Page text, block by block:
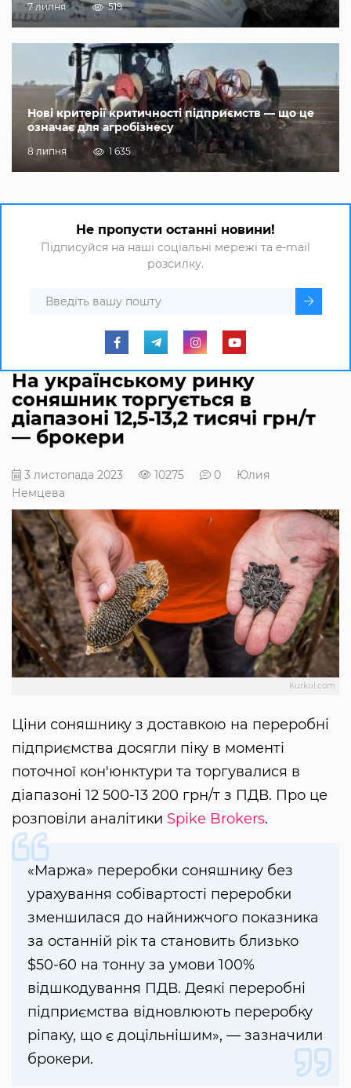
7 липня 519
Нові критерії критичності підприємств — що це
означає для агробізнесу
8 липня 1 635
Не пропусти останні новини!
Підписуйся на наші соціальні мережі та e-mail
розсилку.
На українському ринку
соняшник торгується в
діапазоні 12,5-13,2 тисячі грн/т
— брокери
3 листопада 2023 10275 0
Юлия
Немцева
Kurkul.com
Ціни соняшнику з доставкою на переробні
підприємства досягли піку в моменті
поточної кон'юнктури та торгувалися в
діапазоні 12 500-13 200 грн/т з ПДВ. Про це
розповіли аналітики Spike Brokers.
«Маржа» переробки соняшнику без
урахування собівартості переробки
зменшилася до найнижчого показника
за останній рік та становить близько
$50-60 на тонну за умови 100%
відшкодування ПДВ. Деякі переробні
підприємства відновлюють переробку
ріпаку, що є доцільнішим», — зазначили
брокери.